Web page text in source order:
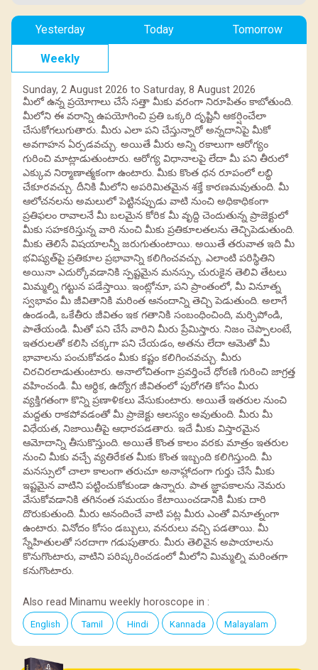
Yesterday Today Tomorrow
Weekly
Sunday, 2 August 2026 to Saturday, 8 August 2026
మీలో ఉన్న ప్రయోగాలు చేసే సత్తా మీకు వరంగా నిరూపితం కాబోతుంది.
మీలోని ఈ వరాన్ని ఉపయోగించి ప్రతి ఒక్కరి దృష్టినీ ఆకర్షించేలా
చేసుకోగలుగుతారు. మీరు ఎలా పని చేస్తున్నారో అన్నదానిపై మీకో
అవగాహన ఏర్పడవచ్చు. అయితే మీరు అన్ని రకాలుగా ఆరోగ్యం
గురించి మాట్లాడుతుంటారు. ఆరోగ్య విధానాలపై లేదా మీ పని తీరులో
ఎక్కువ నిర్మాణాత్మకంగా ఉంటారు. మీకు కొంత ధన రూపంలో లబ్ధి
చేకూరవచ్చు. దీనికి మీలోని అపరిమితమైన శక్తే కారణమవుతుంది. మీ
ఆలోచనలను అమలులో పెట్టినప్పుడు వాటి నుంచి అధికాధికంగా
ప్రతిఫలం రావాలనే మీ బలమైన కోరిక మీ వృద్ది చెందుతున్న ప్రాజెక్టులో
మీకు సహకరిస్తున్న వారి నుంచి మీకు ప్రతికూలతలను తెచ్చిపెడుతుంది.
మీకు తెలిసే విషయాలన్నీ జరుగుతుంటాయి. అయితే తరువాత ఇది మీ
భవిష్యత్‌పై ప్రతికూల ప్రభావాన్ని కలిగించవచ్చు. ఎలాంటి పరిస్థితిని
అయినా ఎదుర్కోవడానికి స్పష్టమైన మనస్సు, చురుకైన తెలివి తేటలు
మిమ్మల్ని గట్టున పడేస్తాయి. ఇంట్లోనూ, పని ప్రాంతంలో, మీ వినూత్న
స్వభావం మీ జీవితానికి మరింత ఆనందాన్ని తెచ్చి పెడుతుంది. అలాగే
ఉండండి, ఒకేతీరు జీవితం ఇక గతానికి సంబంధించింది, మర్చిపోండి,
పాతేయండి. మీతో పని చేసే వారిని మీరు ప్రేమిస్తారు. నిజం చెప్పాలంటే,
ఇతరులతో కలిసి చక్కగా పని చేయడం, అతను లేదా ఆమెతో మీ
భావాలను పంచుకోవడం మీకు కష్టం కలిగించవచ్చు. మీరు
చిరచిరలాడుతుంటారు. అనాలోచితంగా ప్రవర్తించే ధోరణి గురించి జాగ్రత్త
వహించండి. మీ ఆర్థిక, ఉద్యోగ జీవితంలో పురోగతి కోసం మీరు
వ్యక్తిగతంగా కొన్ని ప్రణాళికలు వేసుకుంటారు. అయితే ఇతరుల నుంచి
మద్దతు రాకపోవడంతో మీ ప్రాజెక్టు ఆలస్యం అవుతుంది. మీరు మీ
విధేయత, నిజాయితీపై ఆధారపడతారు. ఇదే మీకు విస్తారమైన
ఆమోదాన్ని తీసుకొస్తుంది. అయితే కొంత కాలం వరకు మాత్రం ఇతరుల
నుంచి మీకు వచ్చే వ్యతిరేకత మీకు కొంత ఇబ్బంది కలిగిస్తుంది. మీ
మనస్సులో చాలా కాలంగా తరుచూ అనాహ్లాదంగా గుర్తు చేసే మీకు
ఇష్టమైన వాటిని పట్టించుకోకుండా ఉన్నారు. పాత జ్ఞాపకాలను నెమరు
వేసుకోవడానికి తగినంత సమయం కేటాయించడానికి మీకు దారి
దొరుకుతుంది. మీరు ఆనందించే వాటి పట్ల మీరు ఎంతో వినూత్నంగా
ఉంటారు. వినోదం కోసం డబ్బులు, వనరులు వచ్చి పడతాయి. మీ
స్నేహితులతో సరదాగా గడుపుతారు. మీరు తెలివైన అపాయాలను
కొనుగొంటారు, వాటిని పరిష్కరించడంలో మీలోని మిమ్మల్ని మరింతగా
కనుగొంటారు.
Also read Minamu weekly horoscope in :
English Tamil Hindi Kannada Malayalam